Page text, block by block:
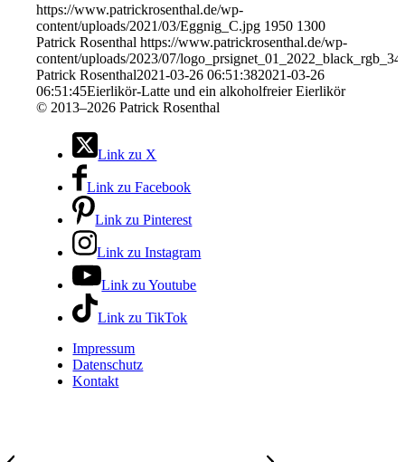
https://www.patrickrosenthal.de/wp-
content/uploads/2021/03/Eggnig_C.jpg 1950 1300
Patrick Rosenthal https://www.patrickrosenthal.de/wp-
content/uploads/2023/07/
Patrick Rosenthal2021-03-26 06:51:382021-03-26
06:51:45Eierlikör-Latte und ein alkoholfreier Eierlikör
© 2013–2026 Patrick Rosenthal
Link zu X
Link zu Facebook
Link zu Pinterest
Link zu Instagram
Link zu Youtube
Link zu TikTok
Impressum
Datenschutz
Kontakt